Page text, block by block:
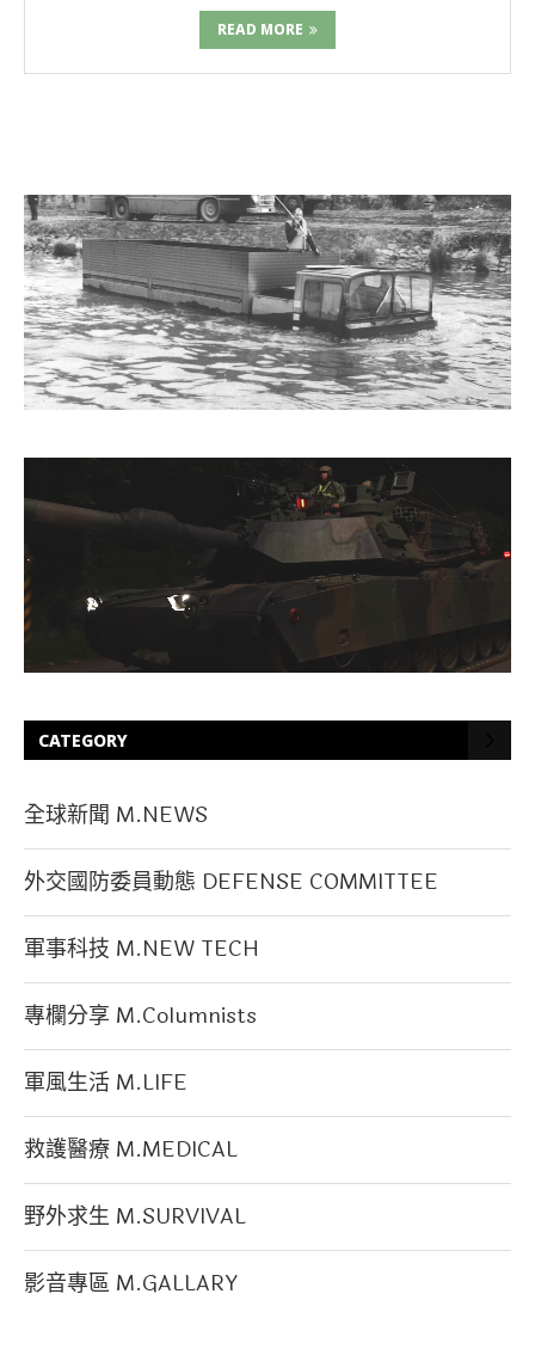
READ MORE
CATEGORY
全球新聞 M.NEWS
外交國防委員動態 DEFENSE COMMITTEE
軍事科技 M.NEW TECH
專欄分享 M.Columnists
軍風生活 M.LIFE
救護醫療 M.MEDICAL
野外求生 M.SURVIVAL
影音專區 M.GALLARY